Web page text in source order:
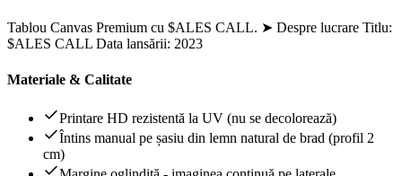
Tablou Canvas Premium cu $ALES CALL. ➤ Despre lucrare Titlu:
$ALES CALL Data lansării: 2023
Materiale & Calitate
Printare HD rezistentă la UV (nu se decolorează)
Întins manual pe șasiu din lemn natural de brad (profil 2
cm)